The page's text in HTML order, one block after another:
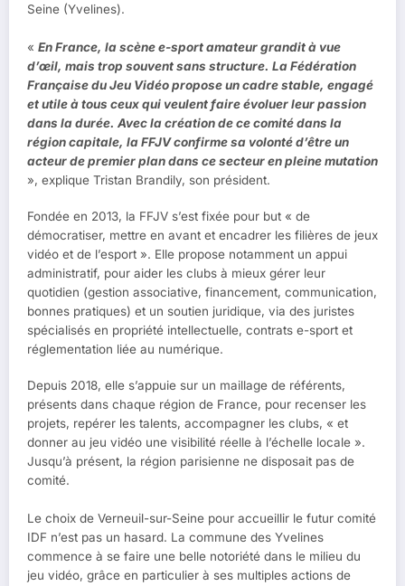
Seine (Yvelines).
« En France, la scène e-sport amateur grandit à vue
d’œil, mais trop souvent sans structure. La Fédération
Française du Jeu Vidéo propose un cadre stable, engagé
et utile à tous ceux qui veulent faire évoluer leur passion
dans la durée. Avec la création de ce comité dans la
région capitale, la FFJV confirme sa volonté d’être un
acteur de premier plan dans ce secteur en pleine mutation
», explique Tristan Brandily, son président.
Fondée en 2013, la FFJV s’est fixée pour but « de
démocratiser, mettre en avant et encadrer les filières de jeux
vidéo et de l’esport ». Elle propose notamment un appui
administratif, pour aider les clubs à mieux gérer leur
quotidien (gestion associative, financement, communication,
bonnes pratiques) et un soutien juridique, via des juristes
spécialisés en propriété intellectuelle, contrats e-sport et
réglementation liée au numérique.
Depuis 2018, elle s’appuie sur un maillage de référents,
présents dans chaque région de France, pour recenser les
projets, repérer les talents, accompagner les clubs, « et
donner au jeu vidéo une visibilité réelle à l’échelle locale ».
Jusqu’à présent, la région parisienne ne disposait pas de
comité.
Le choix de Verneuil-sur-Seine pour accueillir le futur comité
IDF n’est pas un hasard. La commune des Yvelines
commence à se faire une belle notoriété dans le milieu du
jeu vidéo, grâce en particulier à ses multiples actions de